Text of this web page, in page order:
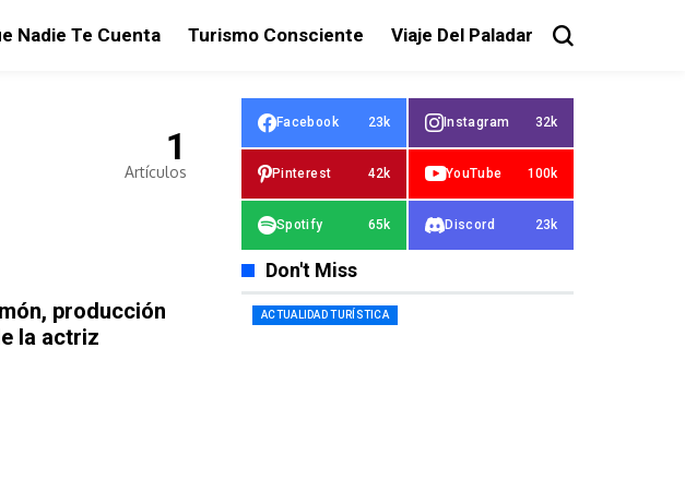
Nadie Te Cuenta Turismo Consciente Viaje Del Paladar
1
Artículos
producción
la actriz
Facebook 23k Instagram 32k
Pinterest 42k YouTube 100k
Spotify 65k Discord 23k
Don't Miss
ACTUALIDAD TURÍSTICA